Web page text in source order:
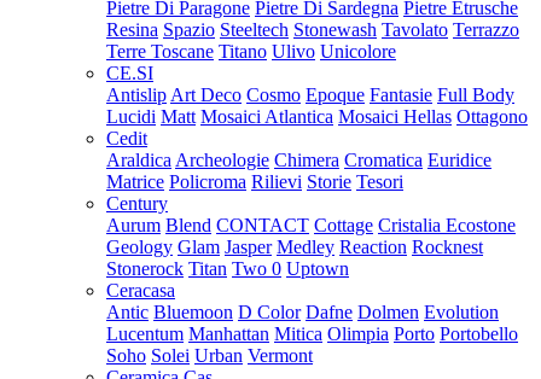
Pietre Di Paragone Pietre Di Sardegna Pietre Etrusche
Resina Spazio Steeltech Stonewash Tavolato Terrazzo
Terre Toscane Titano Ulivo Unicolore
CE.SI
Antislip Art Deco Cosmo Epoque Fantasie Full Body
Lucidi Matt Mosaici Atlantica Mosaici Hellas Ottagono
Cedit
Araldica Archeologie Chimera Cromatica Euridice
Matrice Policroma Rilievi Storie Tesori
Century
Aurum Blend CONTACT Cottage Cristalia Ecostone
Geology Glam Jasper Medley Reaction Rocknest
Stonerock Titan Two 0 Uptown
Ceracasa
Antic Bluemoon D Color Dafne Dolmen Evolution
Lucentum Manhattan Mitica Olimpia Porto Portobello
Soho Solei Urban Vermont